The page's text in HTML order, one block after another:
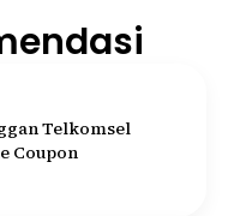
Telkomsel
Coupon